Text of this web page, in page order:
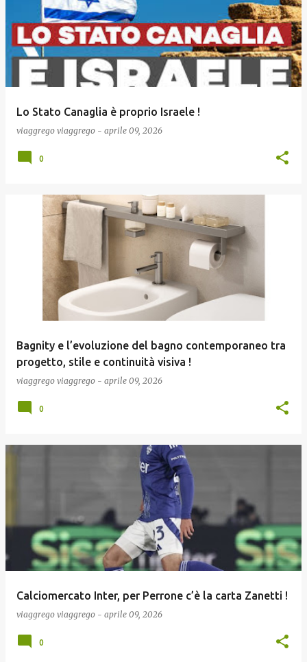
Lo Stato Canaglia è proprio Israele !
viaggrego viaggrego - aprile 09, 2026
0
Bagnity e l’evoluzione del bagno contemporaneo tra
progetto, stile e continuità visiva !
viaggrego viaggrego - aprile 09, 2026
0
Calciomercato Inter, per Perrone c’è la carta Zanetti !
viaggrego viaggrego - aprile 09, 2026
0